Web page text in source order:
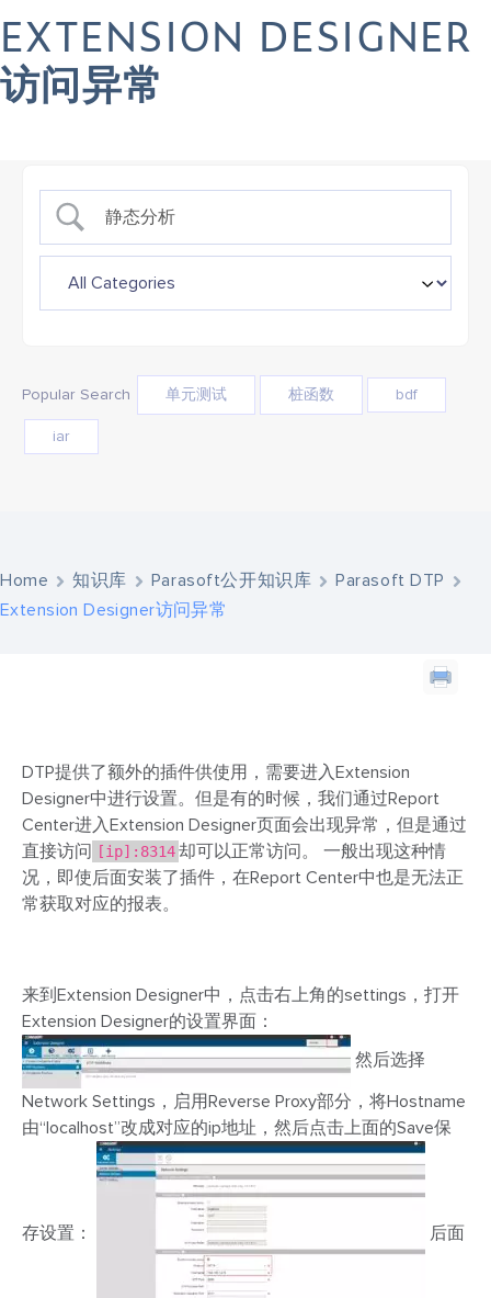
Want to see Parasoft in action? Sign up for our Monthly
Demos!
See Demos & Events >>
Support
Popular Search 单元测试 桩函数 bdf
iar
Home 知识库 Parasoft公开知识库
Parasoft DTP
Extension Designer访问异常
EXTENSION DESIGNER
访问异常
DTP提供了额外的插件供使用，需要进入Extension
Designer中进行设置。但是有的时候，我们通过Report
Center进入Extension Designer页面会出现异常，但是通过
直接访问
[ip]:8314 却可以正常访问。
一般出现这种情
况，即使后面安装了插件，在Report Center中也是无法正
常获取对应的报表。
来到Extension Designer中，点击右上角的settings，打开
Extension Designer的设置界面：
然后选择
Network Settings，启用Reverse Proxy部分，将Hostname
由“localhost”改成对应的ip地址，然后点击上面的Save保
存设置： 后面